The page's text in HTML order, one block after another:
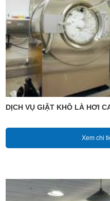
DỊCH VỤ GIẶT KHÔ LÀ HƠI
Xem chi